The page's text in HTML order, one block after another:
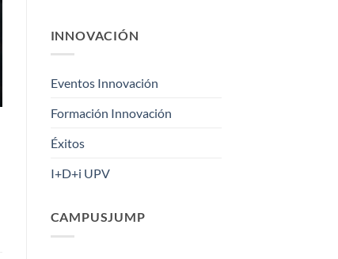
INNOVACIÓN
Eventos Innovación
Formación Innovación
Éxitos
I+D+i UPV
CAMPUSJUMP